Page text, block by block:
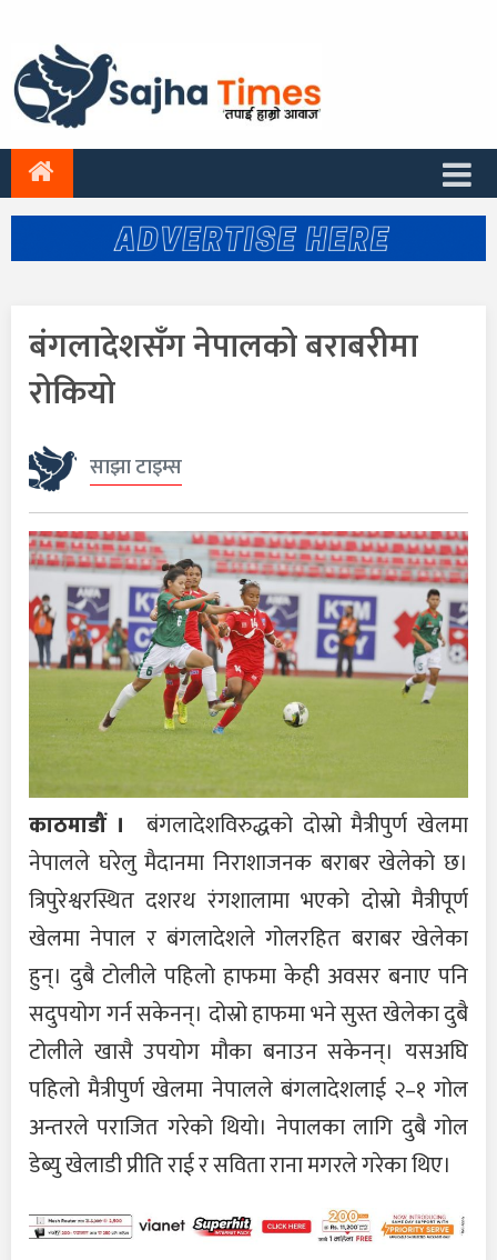
बंगलादेशसँग नेपालको बराबरीमा
रोकियो
साझा टाइम्स
काठमाडौं । बंगलादेशविरुद्धको दोस्रो मैत्रीपुर्ण खेलमा
नेपालले घरेलु मैदानमा निराशाजनक बराबर खेलेको छ।
त्रिपुरेश्वरस्थित दशरथ रंगशालामा भएको दोस्रो मैत्रीपूर्ण
खेलमा नेपाल र बंगलादेशले गोलरहित बराबर खेलेका
हुन्। दुबै टोलीले पहिलो हाफमा केही अवसर बनाए पनि
सदुपयोग गर्न सकेनन्। दोस्रो हाफमा भने सुस्त खेलेका दुबै
टोलीले खासै उपयोग मौका बनाउन सकेनन्। यसअघि
पहिलो मैत्रीपुर्ण खेलमा नेपालले बंगलादेशलाई २–१ गोल
अन्तरले पराजित गरेको थियो। नेपालका लागि दुबै गोल
डेब्यु खेलाडी प्रीति राई र सविता राना मगरले गरेका थिए।